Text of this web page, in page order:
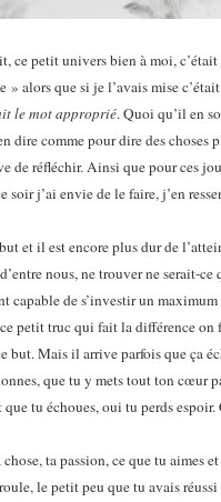
ce petit univers bien à moi,
alors que si je l’avais mise
le mot approprié. Quoi qu’il en
dire comme pour dire des choses
de réfléchir. Ainsi que pour ces
soir j’ai envie de le faire, j’en
et il est encore plus dur de
nous, ne trouver ne serait-ce
capable de s’investir un
petit truc qui fait la différence
but. Mais il arrive parfois que ça
que tu y mets tout ton cœur
tu échoues, oui tu perds
chose, ta passion, ce que tu aimes
le petit peu que tu avais